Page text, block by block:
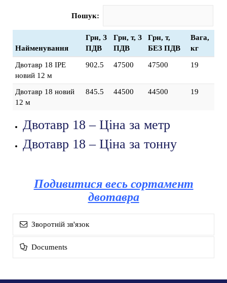
Пошук:
Найменування
Грн, З
ПДВ
Грн, т, З
ПДВ
Грн, т,
БЕЗ ПДВ
Вага,
кг
Двотавр 18 IPE
новий 12 м
902.5 47500 47500 19
Двотавр 18 новий
12 м
845.5 44500 44500 19
Двотавр 18 – Ціна за метр
Двотавр 18 – Ціна за тонну
Подивитися весь сортамент
двотавра
Зворотній зв'язок
Documents